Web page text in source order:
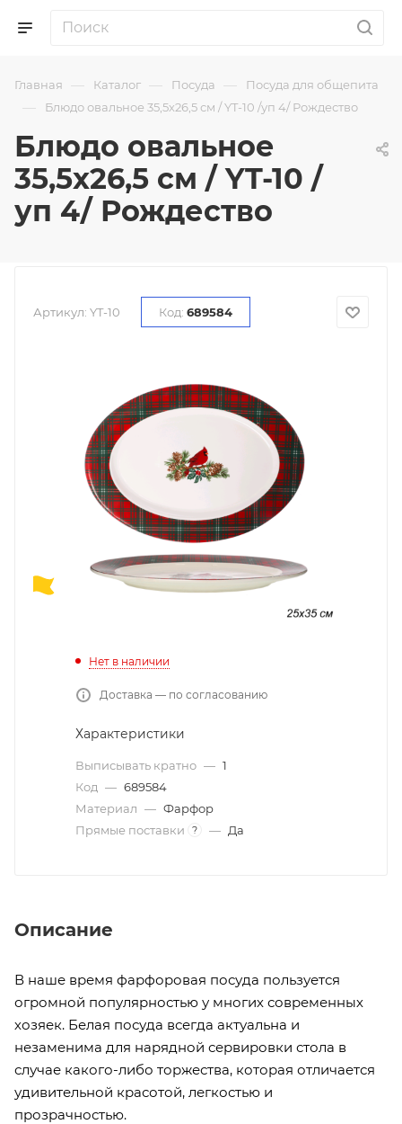
Главная — Каталог — Посуда — Посуда для общепита
— Блюдо овальное 35,5х26,5 см / YT-10 /уп 4/ Рождество
Блюдо овальное
35,5х26,5 см / YT-10 /
уп 4/ Рождество
Артикул: YT-10 Код: 689584
Нет в наличии
Доставка — по согласованию
Характеристики
Выписывать кратно — 1
Код — 689584
Материал — Фарфор
Прямые поставки
? — Да
Описание
В наше время фарфоровая посуда пользуется
огромной популярностью у многих современных
хозяек. Белая посуда всегда актуальна и
незаменима для нарядной сервировки стола в
случае какого-либо торжества, которая отличается
удивительной красотой, легкостью и
прозрачностью.